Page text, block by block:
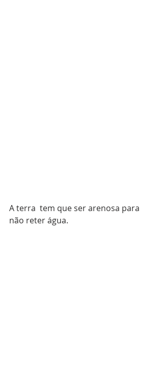
A terra  tem que ser arenosa para
não reter água.